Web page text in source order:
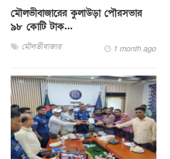
মৌলভীবাজারের কুলাউড়া পৌরসভার
৯৮ কোটি টাক...
মৌলভীবাজার 1 month ago